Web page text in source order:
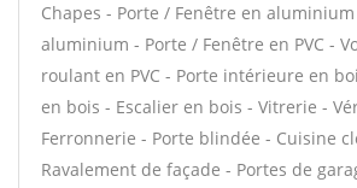
Chapes - Porte / Fenêtre en
aluminium - Porte / Fenêtre en PVC -
roulant en PVC - Porte intérieure en
en bois - Escalier en bois - Vitrerie -
Ferronnerie - Porte blindée - Cuisine
Ravalement de façade - Portes de